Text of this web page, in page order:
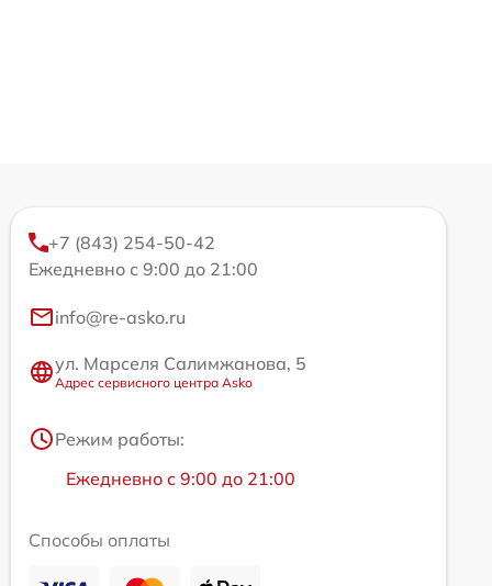
+7 (843) 254-50-42
Ежедневно с 9:00 до 21:00
info@re-asko.ru
ул. Марселя Салимжанова, 5
Адрес сервисного центра Asko
Режим работы:
Ежедневно с 9:00 до 21:00
Способы оплаты